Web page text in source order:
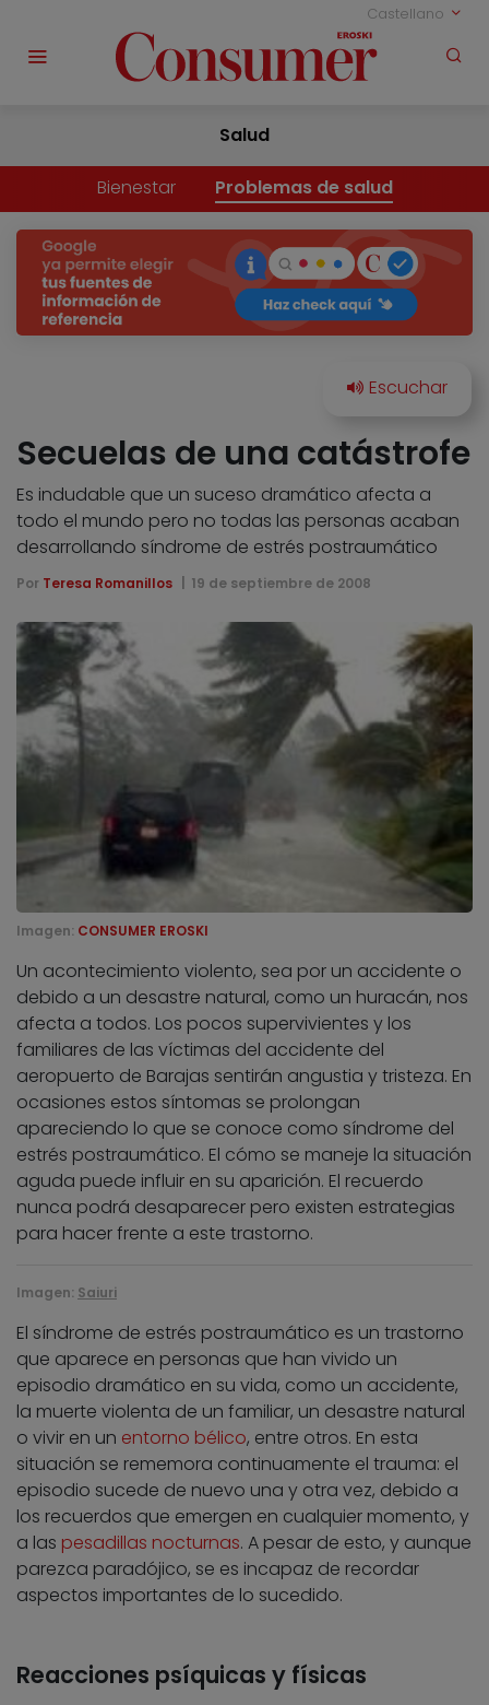
Castellano
Salud
Bienestar Problemas de salud
Secuelas de una catástrofe
Es indudable que un suceso dramático afecta a
todo el mundo pero no todas las personas acaban
desarrollando síndrome de estrés postraumático
Por Teresa Romanillos 19 de septiembre de 2008
Imagen: CONSUMER EROSKI
Un acontecimiento violento, sea por un accidente o
debido a un desastre natural, como un huracán, nos
afecta a todos. Los pocos supervivientes y los
familiares de las víctimas del accidente del
aeropuerto de Barajas sentirán angustia y tristeza. En
ocasiones estos síntomas se prolongan
apareciendo lo que se conoce como síndrome del
estrés postraumático. El cómo se maneje la situación
aguda puede influir en su aparición. El recuerdo
nunca podrá desaparecer pero existen estrategias
para hacer frente a este trastorno.
Imagen: Saiuri
El síndrome de estrés postraumático es un trastorno
que aparece en personas que han vivido un
episodio dramático en su vida, como un accidente,
la muerte violenta de un familiar, un desastre natural
o vivir en un entorno bélico, entre otros. En esta
situación se rememora continuamente el trauma: el
episodio sucede de nuevo una y otra vez, debido a
los recuerdos que emergen en cualquier momento, y
a las pesadillas nocturnas. A pesar de esto, y aunque
parezca paradójico, se es incapaz de recordar
aspectos importantes de lo sucedido.
Reacciones psíquicas y físicas